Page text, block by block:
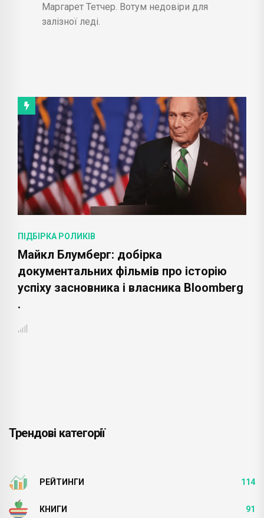
Маргарет Тетчер. Вотум недовіри для
залізної леді.
ПІДБІРКА РОЛИКІВ
Майкл Блумберг: добірка
документальних фільмів про історію
успіху засновника і власника Bloomberg
.
Трендові категорії
РЕЙТИНГИ 114
КНИГИ 91